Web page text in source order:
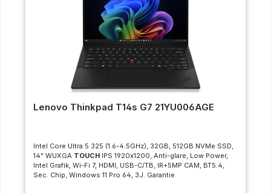
Lenovo Thinkpad T14s G7 21YU006AGE
Intel Core Ultra 5 325 (1.6-4.5GHz), 32GB, 512GB NVMe SSD,
14" WUXGA TOUCH IPS 1920x1200, Anti-glare, Low Power,
Intel Grafik, Wi-Fi 7, HDMI, USB-C/TB, IR+5MP CAM, BT5.4,
Sec. Chip, Windows 11 Pro 64, 3J. Garantie